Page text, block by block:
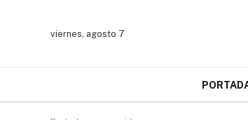
viernes, agosto 7